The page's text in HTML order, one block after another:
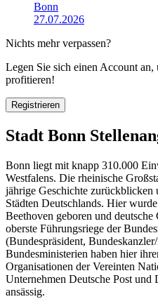
Bonn
27.07.2026
Nichts mehr verpassen?
Legen Sie sich einen Account
profitieren!
Registrieren
Stadt Bonn
Bonn liegt mit knapp 310.000
Westfalens. Die rheinische
jährige Geschichte zurückblicken
Städten Deutschlands. Hier
Beethoven geboren und
oberste Führungsriege der
(Bundespräsident,
Bundesministerien haben hier
Organisationen der Vereinten
Unternehmen Deutsche Post
ansässig.